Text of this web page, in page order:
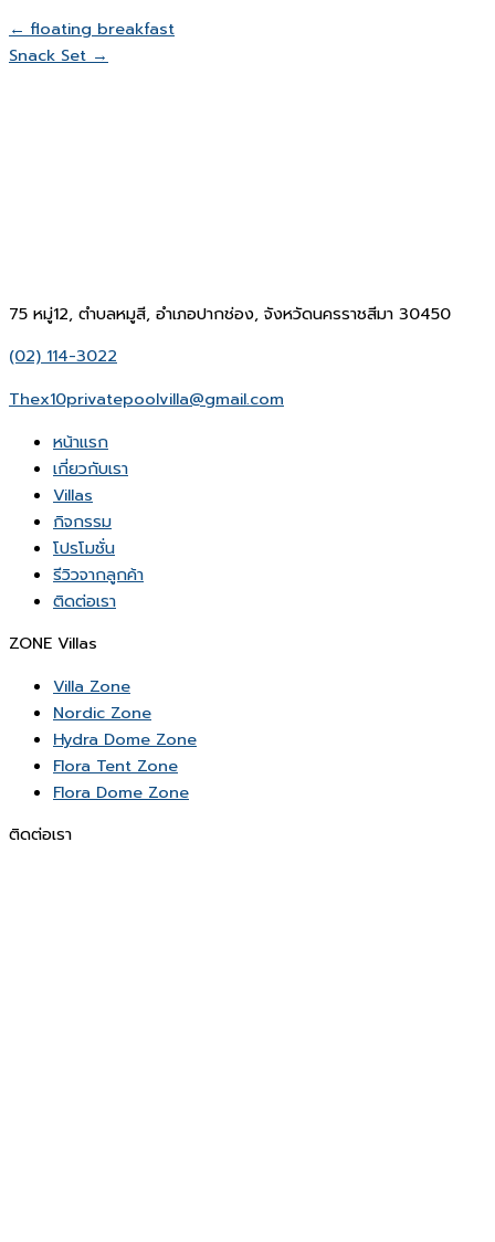
← floating breakfast
Snack Set →
75 หมู่12, ตำบลหมูสี, อำเภอปากช่อง, จังหวัดนครราชสีมา 30450
(02) 114-3022
Thex10privatepoolvilla@gmail.com
หน้าเเรก
เกี่ยวกับเรา
Villas
กิจกรรม
โปรโมชั่น
รีวิวจากลูกค้า
ติดต่อเรา
ZONE Villas
Villa Zone
Nordic Zone
Hydra Dome Zone
Flora Tent Zone
Flora Dome Zone
ติดต่อเรา